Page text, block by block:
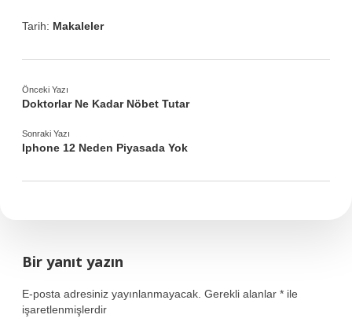
Tarih: Makaleler
Önceki Yazı
Doktorlar Ne Kadar Nöbet Tutar
Sonraki Yazı
Iphone 12 Neden Piyasada Yok
Bir yanıt yazın
E-posta adresiniz yayınlanmayacak. Gerekli alanlar * ile
işaretlenmişlerdir